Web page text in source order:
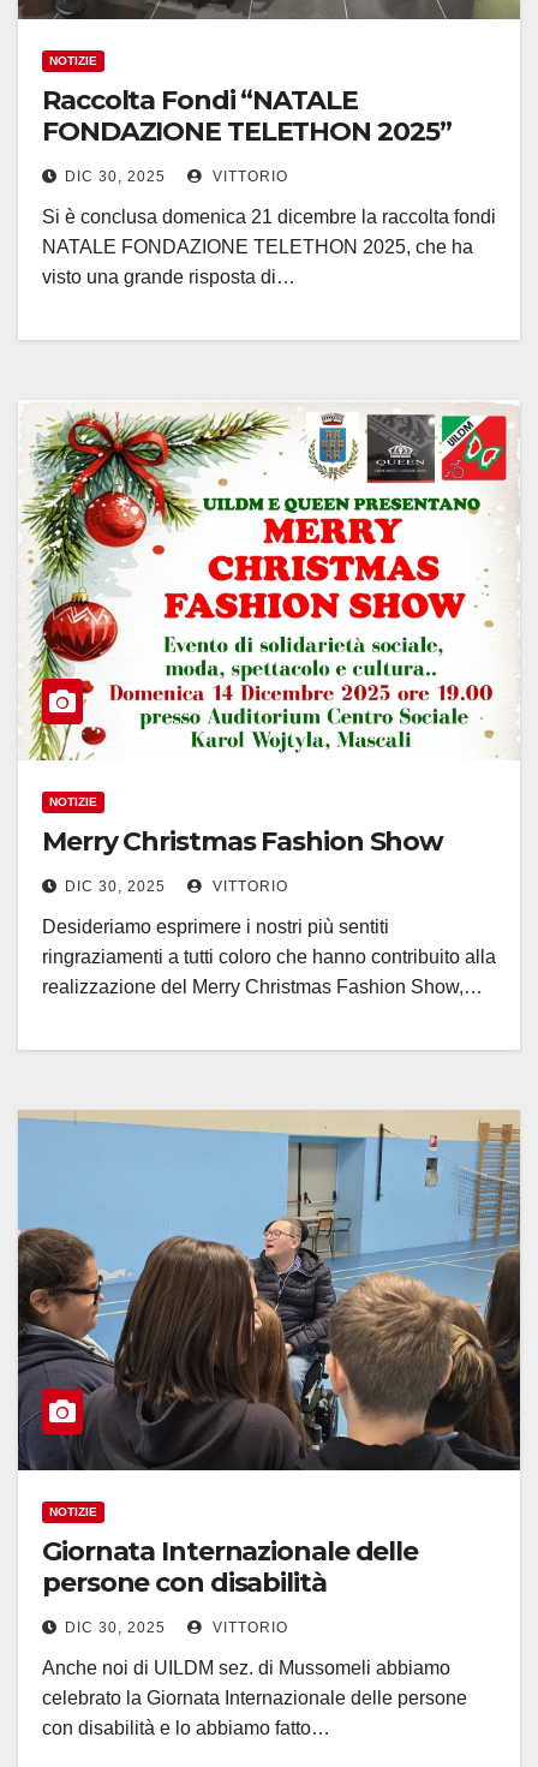
NOTIZIE
Raccolta Fondi “NATALE
FONDAZIONE TELETHON 2025”
DIC 30, 2025 VITTORIO
Si è conclusa domenica 21 dicembre la raccolta fondi
NATALE FONDAZIONE TELETHON 2025, che ha
visto una grande risposta di…
NOTIZIE
Merry Christmas Fashion Show
DIC 30, 2025 VITTORIO
Desideriamo esprimere i nostri più sentiti
ringraziamenti a tutti coloro che hanno contribuito alla
realizzazione del Merry Christmas Fashion Show,…
NOTIZIE
Giornata Internazionale delle
persone con disabilità
DIC 30, 2025 VITTORIO
Anche noi di UILDM sez. di Mussomeli abbiamo
celebrato la Giornata Internazionale delle persone
con disabilità e lo abbiamo fatto…